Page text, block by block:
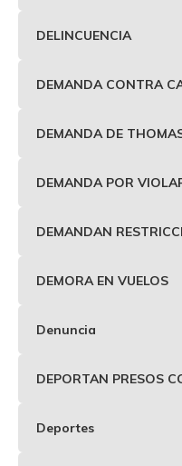
DELINCUENCIA
DEMANDA CONTRA
DEMANDA DE
DEMANDA POR
DEMANDAN
DEMORA EN VUELOS
Denuncia
DEPORTAN PRESOS
Deportes